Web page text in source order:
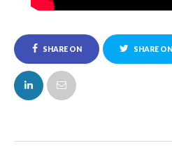
SHARE ON
FACEBOOK
SHARE ON